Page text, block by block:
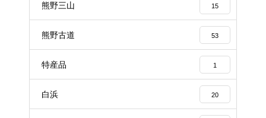
熊野三山 15
熊野古道 53
特産品 1
白浜 20